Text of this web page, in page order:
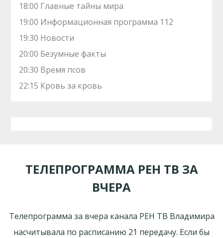
18:00 Главные тайны мира
19:00 Информационная программа 112
19:30 Новости
20:00 Безумные факты
20:30 Время псов
22:15 Кровь за кровь
ТЕЛЕПРОГРАММА РЕН ТВ ЗА
ВЧЕРА
Телепрограмма за вчера канала РЕН ТВ Владимира
насчитывала по расписанию 21 передачу. Если бы